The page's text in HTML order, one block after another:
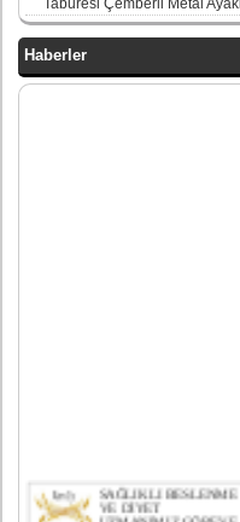
Taburesi Çemberli Metal Ayaklı
Haberler
VE DİYET
UZMANIMIZ GÖREVE
BAŞLAMIŞTIR